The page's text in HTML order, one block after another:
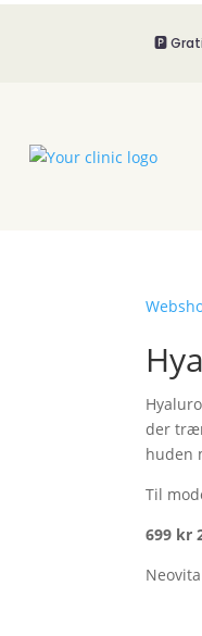
🅿️
der
huden
Til
699 kr